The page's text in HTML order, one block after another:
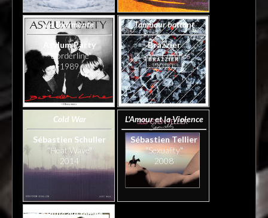
La Tourmente
Asylum Party
"Borderline"
1989
Tambour battant
Brazzier
"Lignes Futures"
2020
Cold War
Sébastien Schuller
"Heat Wave"
2014
L'Amour et la Violence
Sébastien Tellier
"Sexuality"
2008
La Pluie qui tombe